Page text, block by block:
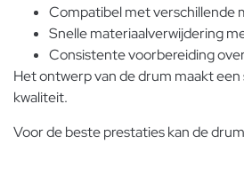
Compatibel met verschillende
Snelle materiaalverwijdering
Consistente voorbereiding
Het ontwerp van de drum maakt
kwaliteit.
Voor de beste prestaties kan de